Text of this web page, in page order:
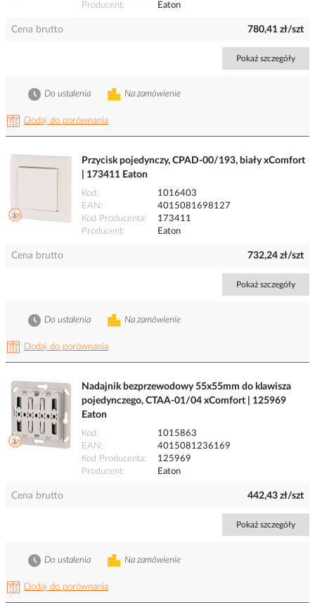
Producent
Eaton
Cena brutto 780,41 zł/szt
Pokaż szczegóły
Dodaj do porównania
Na zamówienie
Do ustalenia
Przycisk pojedynczy, CPAD-00/193, biały xComfort
| 173411 Eaton
Kod
1016403
EAN
4015081698127
Kod Producenta
173411
Producent
Eaton
Cena brutto 732,24 zł/szt
Pokaż szczegóły
Dodaj do porównania
Na zamówienie
Do ustalenia
Nadajnik bezprzewodowy 55x55mm do klawisza
pojedynczego, CTAA-01/04 xComfort | 125969
Eaton
Kod
1015863
EAN
4015081236169
Kod Producenta
125969
Producent
Eaton
Cena brutto 442,43 zł/szt
Pokaż szczegóły
Dodaj do porównania
Na zamówienie
Do ustalenia